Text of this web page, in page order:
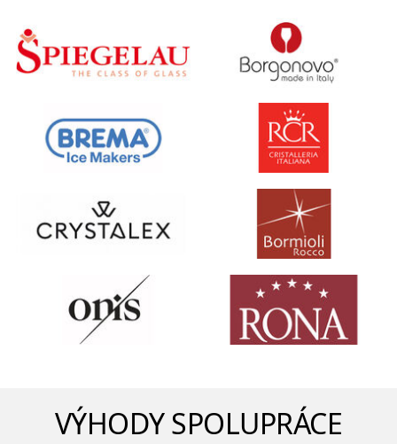
VÝHODY SPOLUPRÁCE